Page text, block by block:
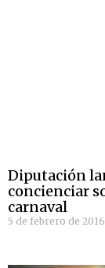
Diputación
concienciar
carnaval
5 de febrero de 2016